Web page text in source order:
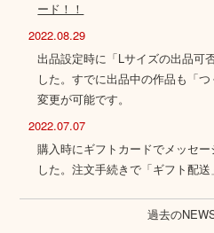
ード！！
2022.08.29
出品設定時に「Lサイズの出品可
した。すでに出品中の作品も「
変更が可能です。
2022.07.07
購入時にギフトカードでメッセ
した。注文手続きで「ギフト配送
過去の